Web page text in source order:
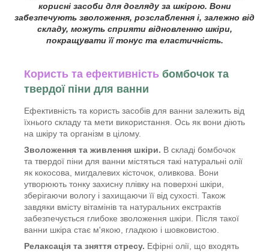
корисні засоби для догляду за шкірою. Вони
забезпечують зволоження, розслаблення і, залежно від
складу, можуть сприяти відновленню шкіри,
покращувати її тонус та еластичність.
Користь та ефективність бомбочок та
твердої піни для ванни
Ефективність та користь засобів для ванни залежить від
їхнього складу та мети використання. Ось як вони діють
на шкіру та організм в цілому.
Зволоження та живлення шкіри. В складі бомбочок
та твердої піни для ванни містяться такі натуральні олії
як кокосова, мигдалевих кісточок, оливкова. Вони
утворюють тонку захисну плівку на поверхні шкіри,
зберігаючи вологу і захищаючи її від сухості. Також
завдяки вмісту вітамінів та натуральних екстрактів
забезпечується глибоке зволоження шкіри. Після такої
ванни шкіра стає м'якою, гладкою і шовковистою.
Релаксація та зняття стресу. Ефірні олії, що входять